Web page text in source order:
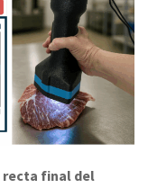
recta final del